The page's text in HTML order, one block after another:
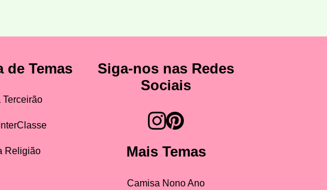
de Temas
Terceirão
Religião
Siga-nos nas Redes
Sociais
Mais Temas
Camisa Nono Ano